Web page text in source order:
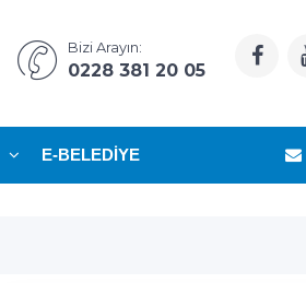
Bizi Arayın:
0228 381 20 05
E-BELEDIYE